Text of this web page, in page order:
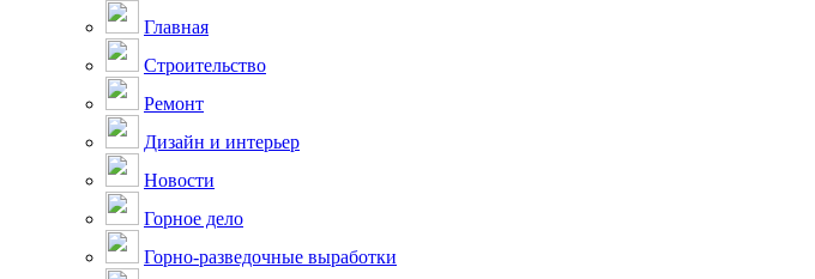
Главная
Строительство
Ремонт
Дизайн и интерьер
Новости
Горное дело
Горно-разведочные выработки